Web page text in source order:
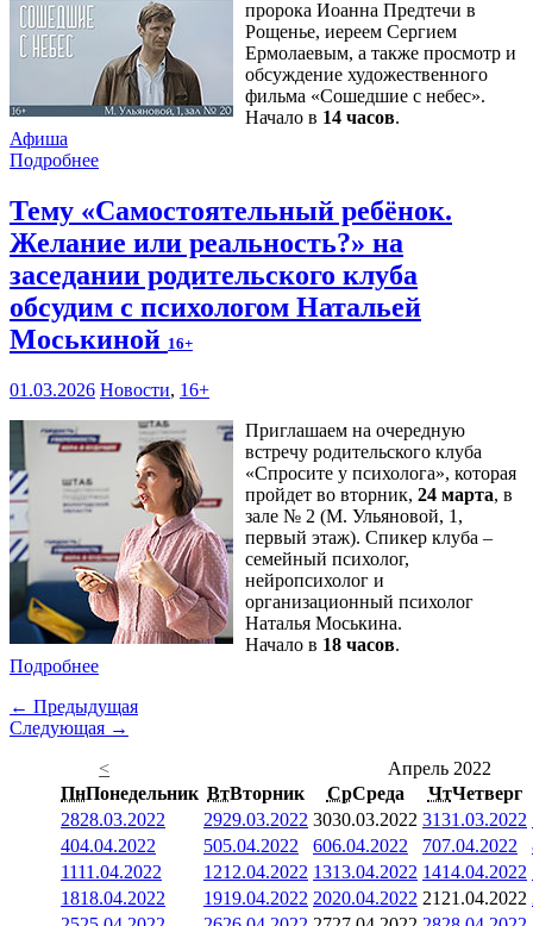
пророка Иоанна Предтечи в
Рощенье, иереем Сергием
Ермолаевым, а также просмотр и
обсуждение художественного
фильма «Сошедшие с небес».
Начало в 14 часов.
Афиша
Подробнее
Тему «Самостоятельный ребёнок.
Желание или реальность?» на
заседании родительского клуба
обсудим с психологом Натальей
Моськиной 16+
01.03.2026 Новости, 16+
Приглашаем на очередную
встречу родительского клуба
«Спросите у психолога», которая
пройдет во вторник, 24 марта, в
зале № 2 (М. Ульяновой, 1,
первый этаж). Спикер клуба –
семейный психолог,
нейропсихолог и
организационный психолог
Наталья Моськина.
Начало в 18 часов.
Подробнее
← Предыдущая
Следующая →
<
Апрель 2022
ПнПонедельник ВтВторник СрСреда ЧтЧетверг
2828.03.2022 2929.03.2022 3030.03.2022 3131.03.2022
404.04.2022 505.04.2022 606.04.2022 707.04.2022
1111.04.2022 1212.04.2022 1313.04.2022 1414.04.2022
1818.04.2022 1919.04.2022 2020.04.2022 21 21.04.2022